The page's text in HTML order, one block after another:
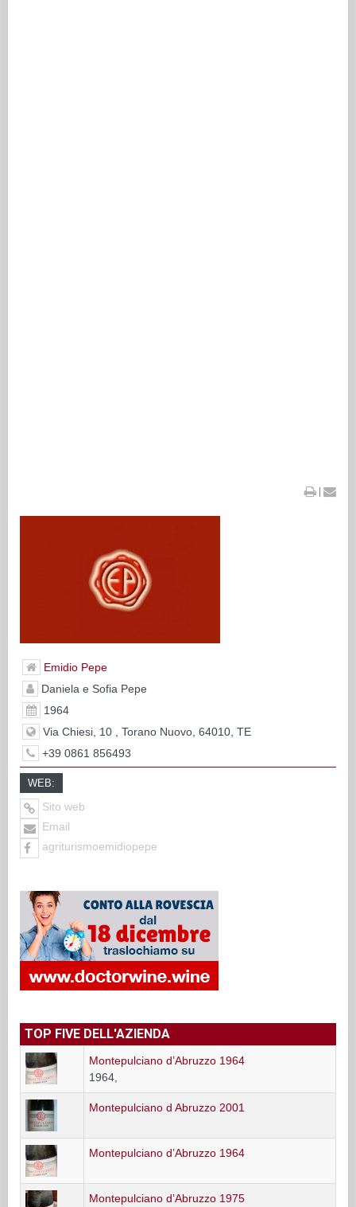
|
Emidio Pepe
Daniela e Sofia Pepe
1964
Via Chiesi, 10 , Torano Nuovo, 64010, TE
+39 0861 856493
WEB:
Sito web
Email
agriturismoemidiopepe
TOP FIVE DELL'AZIENDA
Montepulciano d’Abruzzo 1964
1964,
Montepulciano d Abruzzo 2001
Montepulciano d’Abruzzo 1964
Montepulciano d’Abruzzo 1975